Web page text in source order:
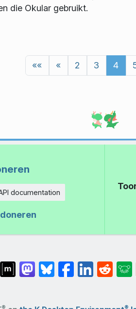
die Okular gebruikt.
«« « 2 3 4
documentation
® ®